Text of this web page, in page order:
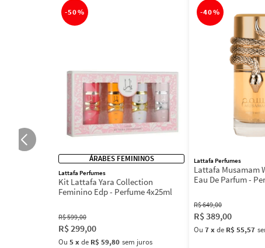
-50%
ÁRABES FEMININOS
Lattafa Perfumes
Kit Lattafa Yara Collection
Feminino Edp - Perfume 4x25ml
R$599,00
R$299,00
Ou 5xde R$ 59,80 sem juros
-40%
Lattafa Perfumes
Lattafa Musamam
Eau De Parfum -
R$649,00
R$389,00
Ou 7xde R$ 55,57